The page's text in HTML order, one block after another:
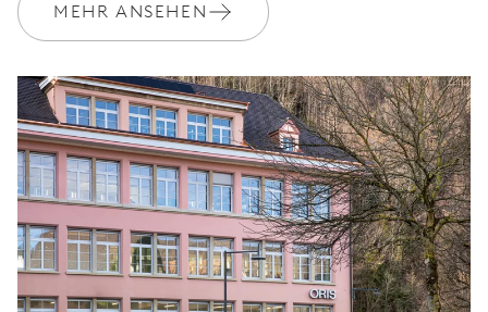
MEHR ANSEHEN